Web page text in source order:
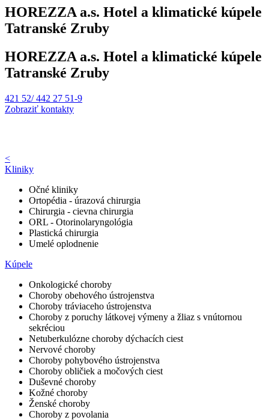
HOREZZA a.s. Hotel a klimatické kúpele
Tatranské Zruby
HOREZZA a.s. Hotel a klimatické kúpele
Tatranské Zruby
421 52/ 442 27 51-9
Zobraziť kontakty
<
Kliniky
Očné kliniky
Ortopédia - úrazová chirurgia
Chirurgia - cievna chirurgia
ORL - Otorinolaryngológia
Plastická chirurgia
Umelé oplodnenie
Kúpele
Onkologické choroby
Choroby obehového ústrojenstva
Choroby tráviaceho ústrojenstva
Choroby z poruchy látkovej výmeny a žliaz s vnútornou
sekréciou
Netuberkulózne choroby dýchacích ciest
Nervové choroby
Choroby pohybového ústrojenstva
Choroby obličiek a močových ciest
Duševné choroby
Kožné choroby
Ženské choroby
Choroby z povolania